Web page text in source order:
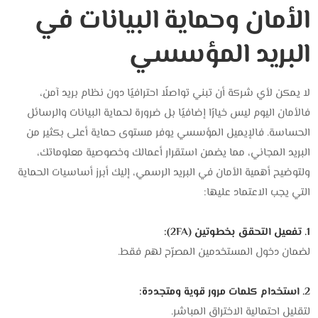
الأمان وحماية البيانات في
البريد المؤسسي
لا يمكن لأي شركة أن تبني تواصلًا احترافيًا دون نظام بريد آمن،
فالأمان اليوم ليس خيارًا إضافيًا بل ضرورة لحماية البيانات والرسائل
الحساسة. فالإيميل المؤسسي يوفر مستوى حماية أعلى بكثير من
البريد المجاني، مما يضمن استقرار أعمالك وخصوصية معلوماتك،
ولتوضيح أهمية الأمان في البريد الرسمي، إليك أبرز أساسيات الحماية
التي يجب الاعتماد عليها:
1. تفعيل التحقق بخطوتين (2FA):
لضمان دخول المستخدمين المصرّح لهم فقط.
2. استخدام كلمات مرور قوية ومتجددة:
لتقليل احتمالية الاختراق المباشر.